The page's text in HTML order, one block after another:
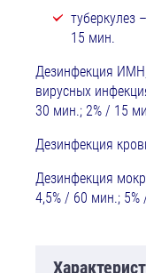
туберкулез
15 мин.
Дезинфекция
вирусных
30 мин.; 2% / 15
Дезинфекция
Дезинфекция
4,5% / 60 мин.;